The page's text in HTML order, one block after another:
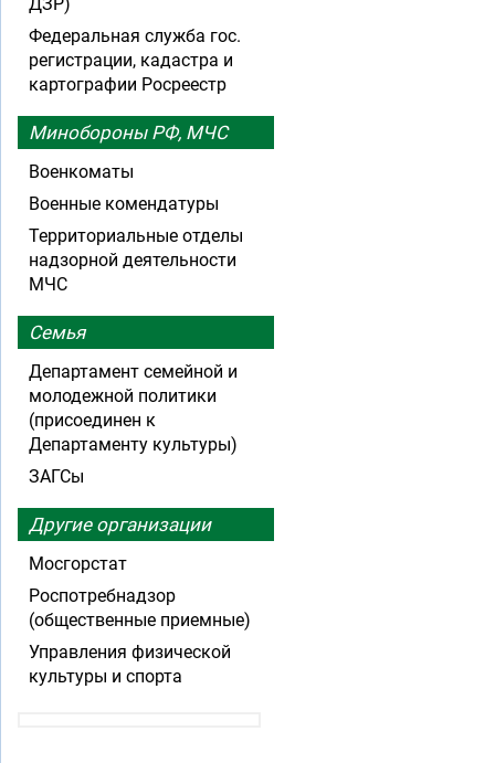
Федеральная служба гос.
регистрации, кадастра и
картографии Росреестр
Минобороны РФ, МЧС
Военкоматы
Военные комендатуры
Территориальные отделы
надзорной деятельности
МЧС
Семья
Департамент семейной и
молодежной политики
(присоединен к
Департаменту культуры)
ЗАГСы
Другие организации
Мосгорстат
Роспотребнадзор
(общественные приемные)
Управления физической
культуры и спорта